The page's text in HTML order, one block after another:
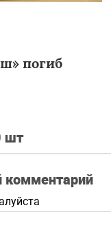
погиб
шт
комментарий